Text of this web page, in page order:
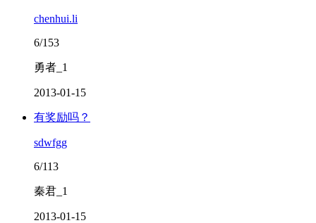
chenhui.li
6/153
勇者_1
2013-01-15
有奖励吗？
sdwfgg
6/113
秦君_1
2013-01-15